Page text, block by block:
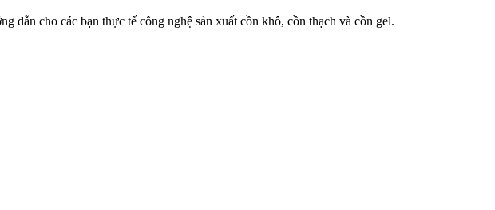
dẫn cho các bạn thực tế công nghệ sản xuất cồn khô, cồn thạch và cồn gel.